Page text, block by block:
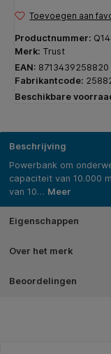
Toevoegen aan
Productnummer:
Merk: Trust
EAN: 8713439258820
Fabrikantcode:
Beschikbare
Beschrijving
Powerbank om
capaciteit van 10.000
van 10… Meer
Eigenschappen
Over het merk
Beoordelingen